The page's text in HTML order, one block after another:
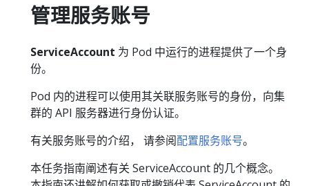
管理服务账号
ServiceAccount 为 Pod 中运行的进程提供了一个身
份。
Pod 内的进程可以使用其关联服务账号的身份，向集
群的 API 服务器进行身份认证。
有关服务账号的介绍， 请参阅配置服务账号。
本任务指南阐述有关 ServiceAccount 的几个概念。